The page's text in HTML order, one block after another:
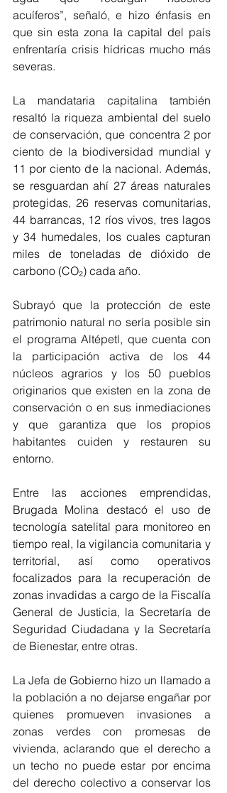
acuíferos”, señaló, e hizo énfasis en
que sin esta zona la capital del país
enfrentaría crisis hídricas mucho más
severas.
La mandataria capitalina también
resaltó la riqueza ambiental del suelo
de conservación, que concentra 2 por
ciento de la biodiversidad mundial y
11 por ciento de la nacional. Además,
se resguardan ahí 27 áreas naturales
protegidas, 26 reservas comunitarias,
44 barrancas, 12 ríos vivos, tres lagos
y 34 humedales, los cuales capturan
miles de toneladas de dióxido de
carbono (CO₂) cada año.
Subrayó que la protección de este
patrimonio natural no sería posible sin
el programa Altépetl, que cuenta con
la participación activa de los 44
núcleos agrarios y los 50 pueblos
originarios que existen en la zona de
conservación o en sus inmediaciones
y que garantiza que los propios
habitantes cuiden y restauren su
entorno.
Entre las acciones emprendidas,
Brugada Molina destacó el uso de
tecnología satelital para monitoreo en
tiempo real, la vigilancia comunitaria y
territorial, así como operativos
focalizados para la recuperación de
zonas invadidas a cargo de la Fiscalía
General de Justicia, la Secretaría de
Seguridad Ciudadana y la Secretaría
de Bienestar, entre otras.
La Jefa de Gobierno hizo un llamado a
la población a no dejarse engañar por
quienes promueven invasiones a
zonas verdes con promesas de
vivienda, aclarando que el derecho a
un techo no puede estar por encima
del derecho colectivo a conservar los